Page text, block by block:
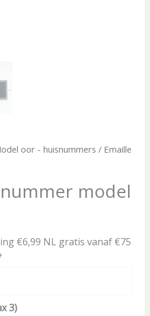
oor - huisnummers / Emaille
model
€6,99 NL gratis vanaf €75
3)